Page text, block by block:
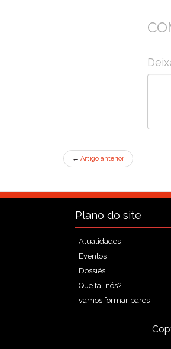
← Artigo anterior
Plano do site
Atualidades
Eventos
Dossiês
Que tal nós?
vamos formar pares